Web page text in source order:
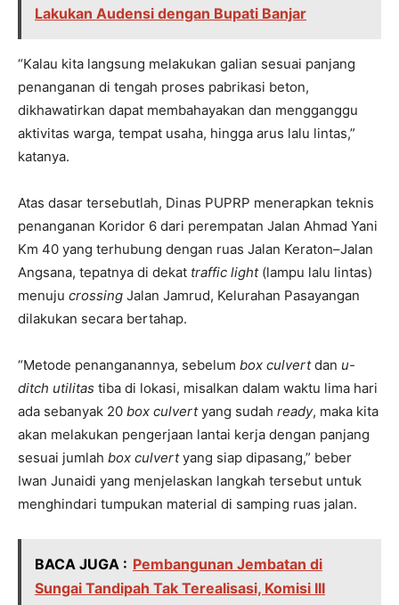
Lakukan Audensi dengan Bupati Banjar
“Kalau kita langsung melakukan galian sesuai panjang
penanganan di tengah proses pabrikasi beton,
dikhawatirkan dapat membahayakan dan mengganggu
aktivitas warga, tempat usaha, hingga arus lalu lintas,”
katanya.
Atas dasar tersebutlah, Dinas PUPRP menerapkan teknis
penanganan Koridor 6 dari perempatan Jalan Ahmad Yani
Km 40 yang terhubung dengan ruas Jalan Keraton–Jalan
Angsana, tepatnya di dekat traffic light(lampu lalu lintas)
menuju crossing Jalan Jamrud, Kelurahan Pasayangan
dilakukan secara bertahap.
“Metode penanganannya, sebelum box culvertdan u-
ditch utilitas tiba di lokasi, misalkan dalam waktu lima hari
ada sebanyak 20 box culvertyang sudah ready, maka kita
akan melakukan pengerjaan lantai kerja dengan panjang
sesuai jumlah box culvertyang siap dipasang,” beber
Iwan Junaidi yang menjelaskan langkah tersebut untuk
menghindari tumpukan material di samping ruas jalan.
BACA JUGA : Pembangunan Jembatan di
Sungai Tandipah Tak Terealisasi, Komisi III